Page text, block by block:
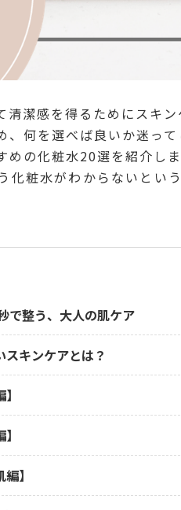
潔感を得るためにスキン
何を選べば良いか迷って
の化粧水20選を紹介しま
化粧水がわからないとい
で整う、大人の肌ケア
キンケアとは？
】